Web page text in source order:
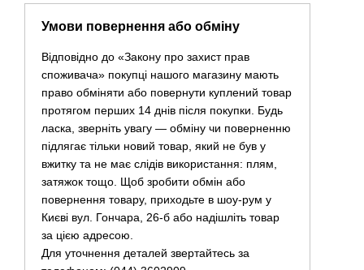
Умови повернення або обміну
Відповідно до «Закону про захист прав
споживача» покупці нашого магазину мають
право обміняти або повернути куплений товар
протягом перших 14 днів після покупки. Будь
ласка, зверніть увагу — обміну чи поверненню
підлягає тільки новий товар, який не був у
вжитку та не має слідів використання: плям,
затяжок тощо. Щоб зробити обмін або
повернення товару, приходьте в шоу-рум у
Києві вул. Гончара, 26-б або надішліть товар
за цією адресою.
Для уточнення деталей звертайтесь за